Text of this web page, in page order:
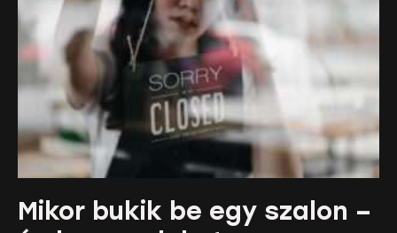
Mikor bukik be egy szalon –